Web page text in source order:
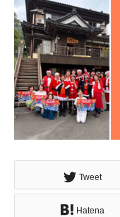
Tweet
Hatena